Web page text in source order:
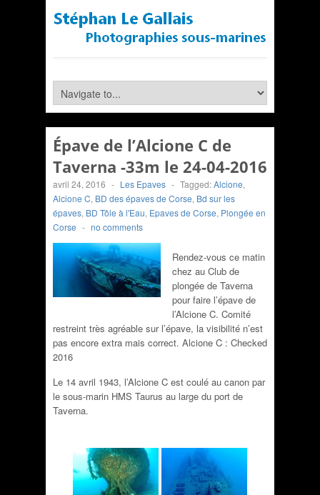
Épave de l’Alcione C de
Taverna -33m le 24-04-2016
avril 24, 2016 - Les Epaves - Tagged:Alcione,
Alcione C, BD des épaves de Corse, Bd sur les
épaves, BD Tôle à l'Eau, Epaves de Corse, Plongée en
Corse - no comments
Rendez-vous ce matin
chez au Club de
plongée de Taverna
pour faire l’épave de
l’Alcione C. Comité
restreint très agréable sur l’épave, la visibilité n’est
pas encore extra mais correct. Alcione C : Checked
2016
Le 14 avril 1943, l’Alcione C est coulé au canon par
le sous-marin HMS Taurus au large du port de
Taverna.